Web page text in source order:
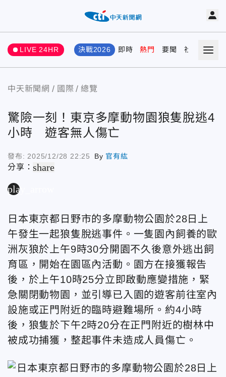
LIVE 24HR 決戰2026 即時 熱門 要聞 社會 娛樂
中天新聞網 國際 總覽
驚險一刻！東京多摩動物園狼隻脫逃4
小時 遊客無人傷亡
發布: 2025/12/28 22:25 By 官有紘
分享：share
play_arrow
日本東京都日野市的多摩動物公園於28日上
午發生一起狼隻脫逃事件。一隻園內飼養的歐
洲灰狼於上午9時30分開園不久後意外逃出飼
育區，開始在園區內活動。園方在接獲報告
後，於上午10時25分立即啟動應變措施，緊
急關閉動物園，並引導已入園的遊客前往室內
設施或正門附近的臨時避難場所。約4小時
後，狼隻於下午2時20分在正門附近的樹林中
被成功捕獲，整起事件未造成人員傷亡。